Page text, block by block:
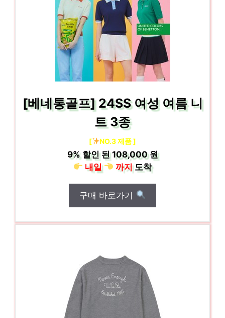
[베네통골프] 24SS 여성 여름 니
트 3종
[ NO.3 제품 ]
9%할인 된108,000 원
내일
까지도착
구매 바로가기